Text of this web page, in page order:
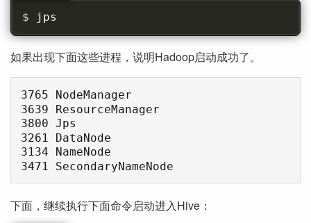
jps
如果出现下面这些进程，说明Hadoop启动成功了。
3765 NodeManager
3639 ResourceManager
3800 Jps
3261 DataNode
3134 NameNode
下面，继续执行下面命令启动进入Hive：